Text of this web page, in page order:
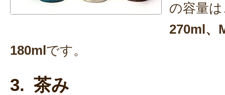
の容量
270ml、
180ml です。
3. 茶み